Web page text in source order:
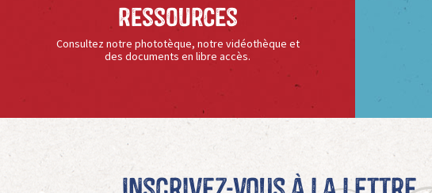
Ressources
Consultez notre phototèque, notre vidéothèque et
des documents en libre accès.